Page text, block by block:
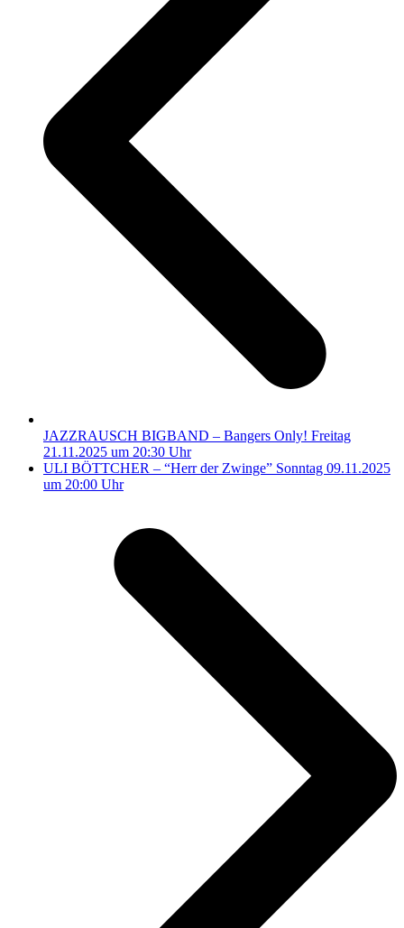
JAZZRAUSCH BIGBAND – Bangers Only! Freitag
21.11.2025 um 20:30 Uhr
Nächster
Beitrag:
ULI BÖTTCHER – “Herr der Zwinge” Sonntag 09.11.2025
um 20:00 Uhr